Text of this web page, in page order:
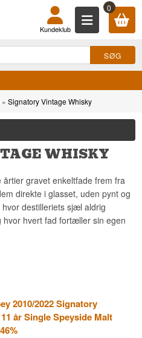
0
Kundeklub
Danmark
»Signatory Vintage Whisky
WHISKY
gravet enkeltfade frem fra
direkte i glasset, uden pynt og
destilleriets sjæl aldrig
hvert fad fortæller sin egen
2010/2022 Signatory
år Single Speyside Malt